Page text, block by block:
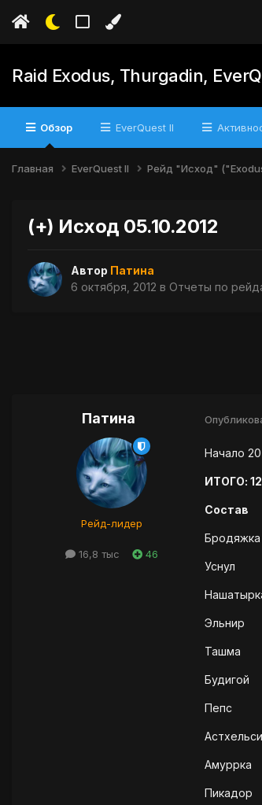
Raid Exodus, Thurgadin,
Обзор EverQuest II
Главная EverQuest II Рейд "Исход"
(+) Исход 05.10.2012
Автор Патина
6 октября, 2012 в Отчеты по
Патина
Рейд-лидер
16,8 тыс 46
Начало
ИТОГО: 12
Состав
Бродяжка
Уснул
Эльнир
Ташма
Будигой
Пепс
Амуррка
Пикадор